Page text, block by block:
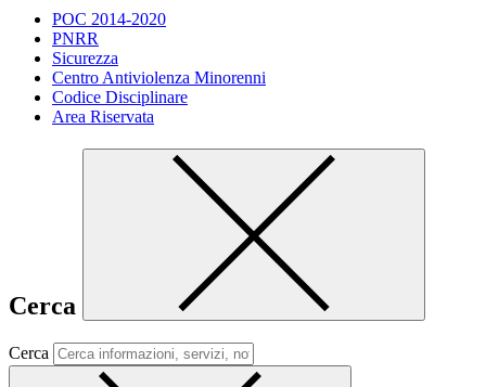
POC 2014-2020
PNRR
Sicurezza
Centro Antiviolenza Minorenni
Codice Disciplinare
Area Riservata
Cerca
Cerca